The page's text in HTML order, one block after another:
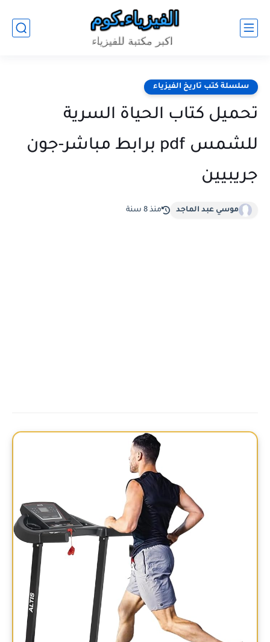
سلسلة كتب تاريخ الفيزياء
تحميل كتاب الحياة السرية
للشمس pdf برابط مباشر-جون
جريبيين
موسي عبد الماجد منذ 8 سنة